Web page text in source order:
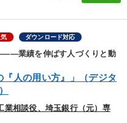
気 ダウンロード対応
業績を伸ばす人づくりと動
『人の用い方』」（デジタ
業相談役、埼玉銀行（元）専